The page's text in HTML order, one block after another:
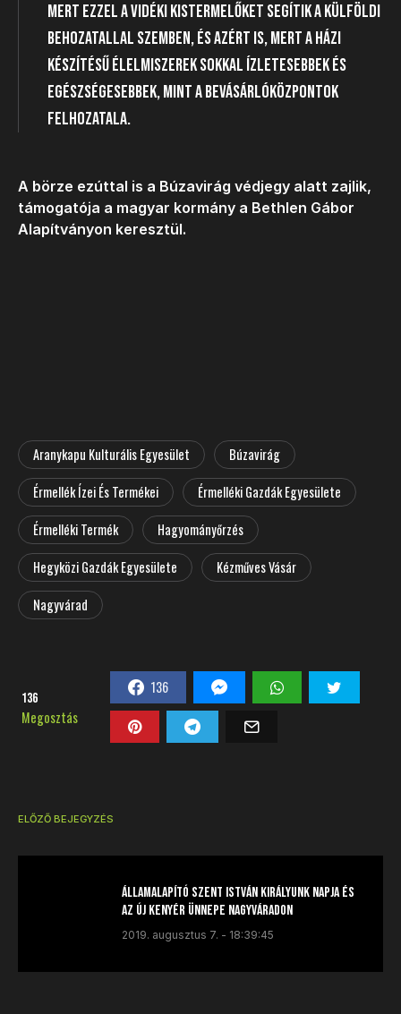
mert ezzel a vidéki kistermelőket segítik a külföldi
behozatallal szemben, és azért is, mert a házi
készítésű élelmiszerek sokkal ízletesebbek és
egészségesebbek, mint a bevásárlóközpontok
felhozatala.
A börze ezúttal is a Búzavirág védjegy alatt zajlik,
támogatója a magyar kormány a Bethlen Gábor
Alapítványon keresztül.
Aranykapu Kulturális Egyesület
Búzavirág
Érmellék Ízei És Termékei
Érmelléki Gazdák Egyesülete
Érmelléki Termék
Hagyományőrzés
Hegyközi Gazdák Egyesülete
Kézműves Vásár
Nagyvárad
136
Megosztás
136
ELŐZŐ BEJEGYZÉS
Államalapító Szent István királyunk napja és
az új kenyér ünnepe Nagyváradon
2019. augusztus 7. - 18:39:45